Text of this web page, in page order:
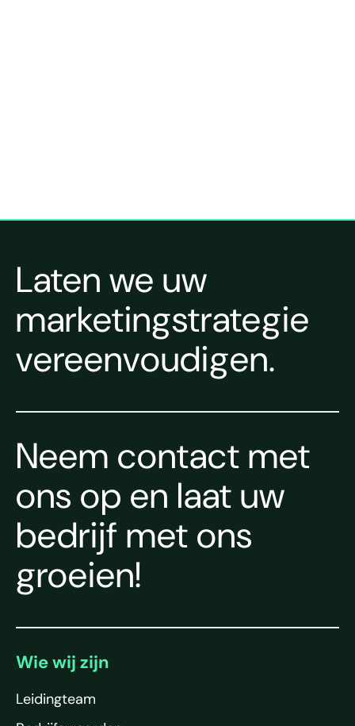
Laten we uw
marketingstrategie
vereenvoudigen.
Neem contact met
ons op en laat uw
bedrijf met ons
groeien!
Wie wij zijn
Leidingteam